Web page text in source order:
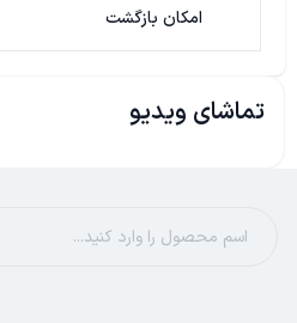
امکان بازگشت
تماشای ویدیو